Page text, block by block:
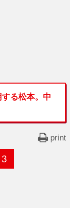
る松本。中
print
,
固
3